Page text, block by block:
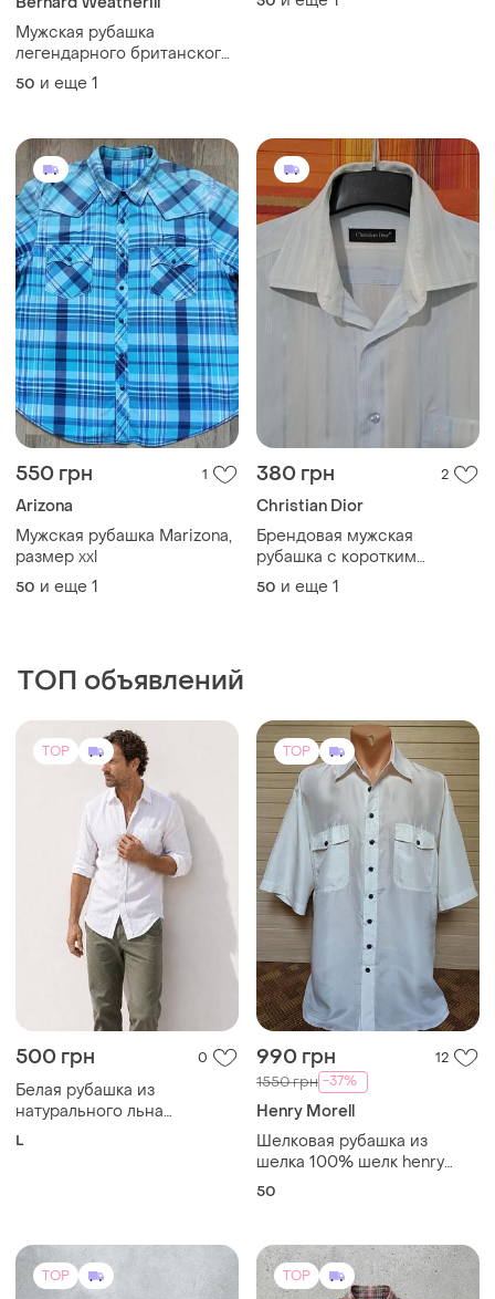
рукавами.
550 грн 1
Arizona
Мужская рубашка Marizona,
размер xxl
и еще 1
рубашка с коротким
рукавом.
и еще 1
ТОП объявлений
500 грн
Белая рубашка из
натурального льна
camiceria floriana
італійського бренду
990 грн 12
Henry Morell
Шелковая рубашка из
шелка 100% шелк henry
morell ☕ наш 50-52рр
50
TOP